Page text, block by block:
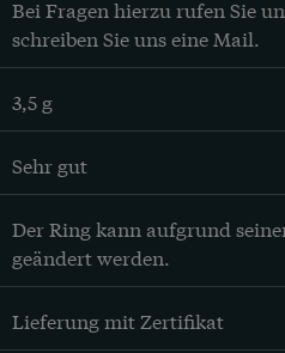
Bei Fragen hierzu rufen Sie
schreiben Sie uns eine Mail.
3,5 g
Sehr gut
Der Ring kann aufgrund
geändert werden.
Lieferung mit Zertifikat